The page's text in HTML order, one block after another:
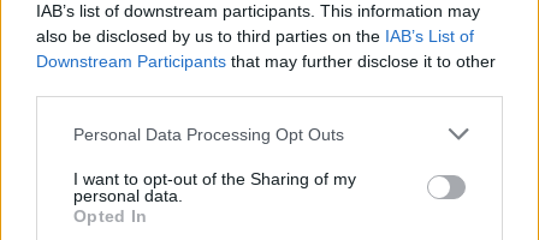
IAB’s list of downstream participants. This information may
also be disclosed by us to third parties on the IAB’s List of
Downstream Participants that may further disclose it to other
Please note that this website/app uses one or more Google
not limited to your visit or usage behaviour. You may click to
grant or deny consent to Google and its third-party tags to
use your data for below specified purposes in below Google
Personal Data Processing Opt Outs
I want to opt-out of the Sharing of my
personal data.
Opted In
ΠΕΝΥ ΡΟΝΤΟΓΙΑΝΝΗ
11/03/2026
Από την Περούτζια του 2000
ευρωπαϊκό ραντεβού του
ιστορία